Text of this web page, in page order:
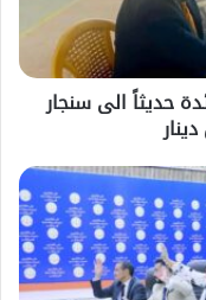
أسرة عائدة حديثاً الى سنجار